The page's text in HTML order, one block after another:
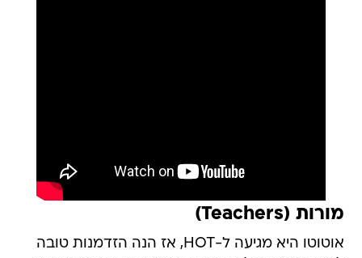
מורות (Teachers)
אוטוטו היא מגיעה ל-HOT, אז הנה הזדמנות טובה